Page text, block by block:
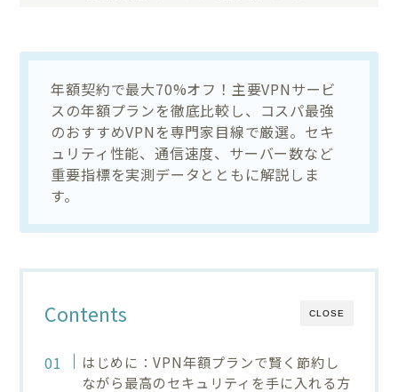
年額契約で最大70%オフ！主要VPNサービ
スの年額プランを徹底比較し、コスパ最強
のおすすめVPNを専門家目線で厳選。セキ
ュリティ性能、通信速度、サーバー数など
重要指標を実測データとともに解説しま
す。
CLOSE
Contents
はじめに：VPN年額プランで賢く節約し
ながら最高のセキュリティを手に入れる方